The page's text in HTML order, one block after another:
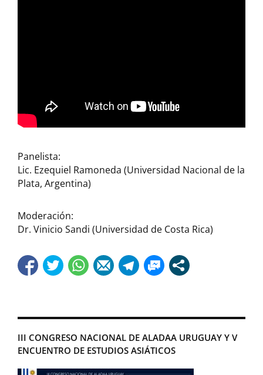
Panelista:
Lic. Ezequiel Ramoneda (Universidad Nacional de la
Plata, Argentina)
Moderación:
Dr. Vinicio Sandi (Universidad de Costa Rica)
III CONGRESO NACIONAL DE ALADAA URUGUAY Y V
ENCUENTRO DE ESTUDIOS ASIÁTICOS